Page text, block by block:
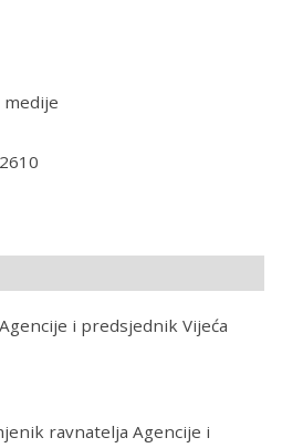
i predsjednik Vijeća
ravnatelja Agencije i